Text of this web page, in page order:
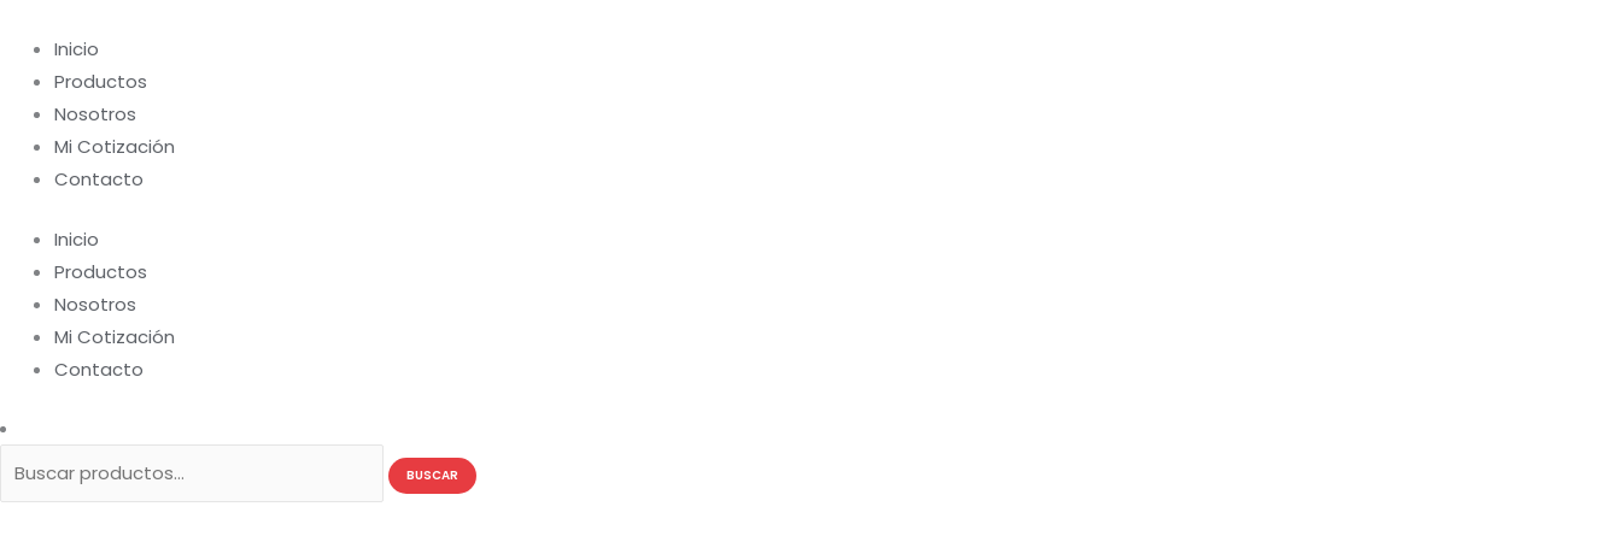
contenido
Inicio
Productos
Nosotros
Mi Cotización
Contacto
Inicio
Productos
Nosotros
Mi Cotización
Contacto
BUSCAR